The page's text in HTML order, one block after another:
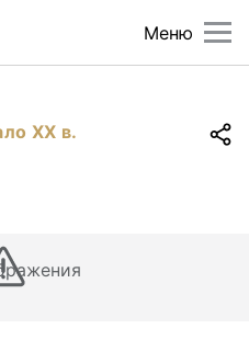
Меню
ХХ в.